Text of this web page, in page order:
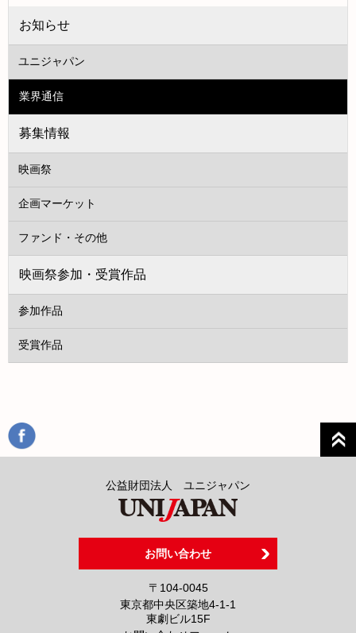
お知らせ
ユニジャパン
業界通信
募集情報
映画祭
企画マーケット
ファンド・その他
映画祭参加・受賞作品
参加作品
受賞作品
公益財団法人 ユニジャパン
お問い合わせ
〒104-0045
東京都中央区築地4-1-1
東劇ビル15F